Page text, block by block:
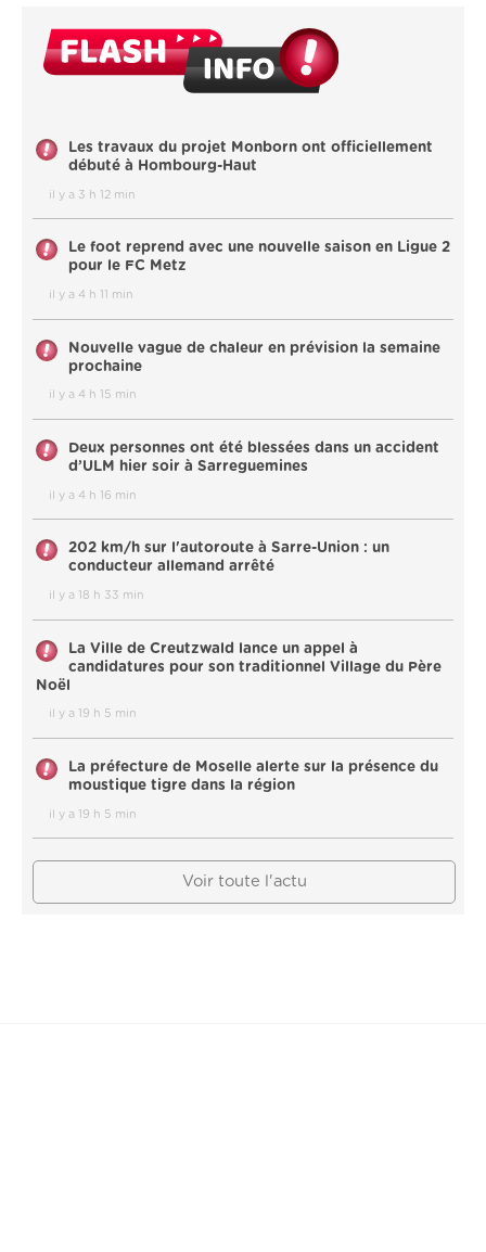
Les travaux du projet Monborn ont officiellement
débuté à Hombourg-Haut
il y a 3 h 12 min
Le foot reprend avec une nouvelle saison en Ligue 2
pour le FC Metz
il y a 4 h 11 min
Nouvelle vague de chaleur en prévision la semaine
prochaine
il y a 4 h 15 min
Deux personnes ont été blessées dans un accident
d’ULM hier soir à Sarreguemines
il y a 4 h 16 min
202 km/h sur l'autoroute à Sarre-Union : un
conducteur allemand arrêté
il y a 18 h 33 min
La Ville de Creutzwald lance un appel à
candidatures pour son traditionnel Village du Père
Noël
il y a 19 h 5 min
La préfecture de Moselle alerte sur la présence du
moustique tigre dans la région
il y a 19 h 5 min
Voir toute l'actu